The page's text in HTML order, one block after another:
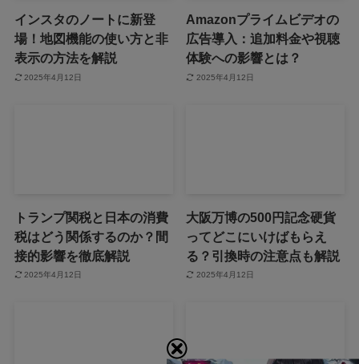
インスタのノートに新登
場！地図機能の使い方と非
表示の方法を解説
2025年4月12日
Amazonプライムビデオの
広告導入：追加料金や視聴
体験への影響とは？
2025年4月12日
トランプ関税と日本の消費
税はどう関係するのか？間
接的影響を徹底解説
2025年4月12日
大阪万博の500円記念硬貨
ってどこにいけばもらえ
る？引換時の注意点も解説
2025年4月12日